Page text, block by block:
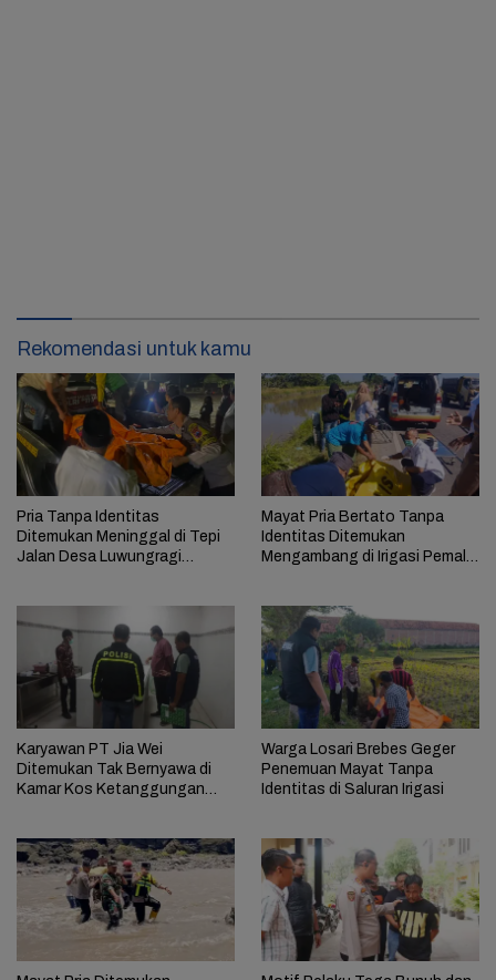
Rekomendasi untuk kamu
Pria Tanpa Identitas
Ditemukan Meninggal di Tepi
Jalan Desa Luwungragi
Mayat Pria Bertato Tanpa
Identitas Ditemukan
Mengambang di Irigasi Pemali
Karyawan PT Jia Wei
Ditemukan Tak Bernyawa di
Kamar Kos Ketanggungan
Warga Losari Brebes Geger
Penemuan Mayat Tanpa
Identitas di Saluran Irigasi